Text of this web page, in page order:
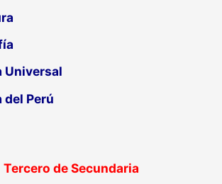
Perú
Tercero de Secundaria